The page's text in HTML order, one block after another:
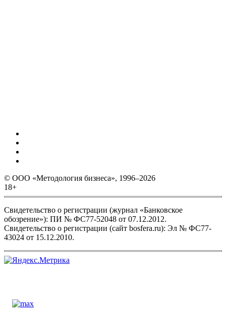
© ООО «Методология бизнеса», 1996–2026
18+
Свидетельство о регистрации (журнал «Банковское
обозрение»): ПИ № ФС77-52048 от 07.12.2012.
Свидетельство о регистрации (сайт bosfera.ru): Эл № ФС77-
43024 от 15.12.2010.